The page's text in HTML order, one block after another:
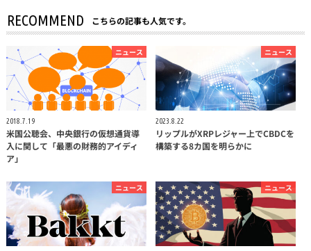
RECOMMEND こちらの記事も人気です。
ニュース
2018.7.19
米国公聴会、中央銀行の仮想通貨導
入に関して「最悪の財務的アイディ
ア」
ニュース
2023.8.22
リップルがXRPレジャー上でCBDCを
構築する8カ国を明らかに
ニュース ニュース